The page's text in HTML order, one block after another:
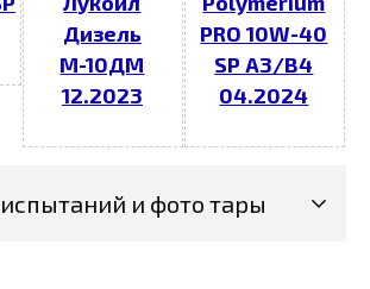
Дизель
М-10ДМ
12.2023
PRO 10W-40
SP А3/В4
04.2024
и фото тары